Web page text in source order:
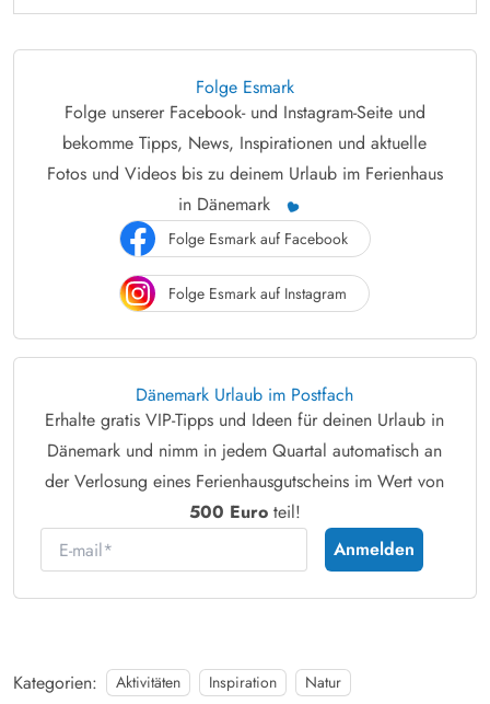
Folge Esmark
Folge unserer Facebook- und Instagram-Seite und
bekomme Tipps, News, Inspirationen und aktuelle
Fotos und Videos bis zu deinem Urlaub im Ferienhaus
in Dänemark
Folge Esmark auf Facebook
Folge Esmark auf Instagram
Dänemark Urlaub im Postfach
Erhalte gratis VIP-Tipps und Ideen für deinen Urlaub in
Dänemark und nimm in jedem Quartal automatisch an
der Verlosung eines Ferienhausgutscheins im Wert von
500 Euroteil!
E-mail
Anmelden
Kategorien: Aktivitäten Inspiration Natur